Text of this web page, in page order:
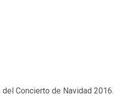
Concierto de Navidad 2016.